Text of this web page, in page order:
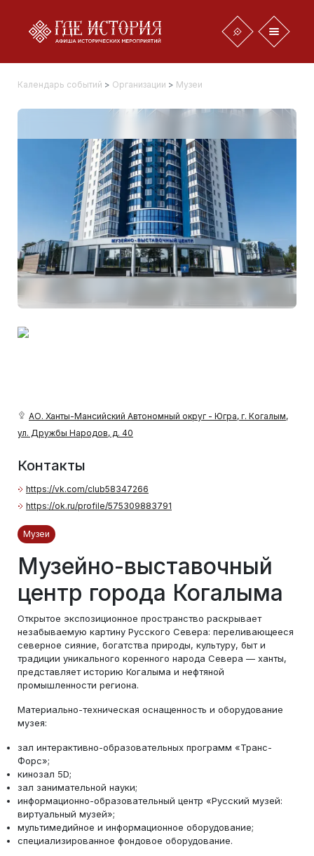
Календарь событий > Организации > Музеи
АО. Ханты-Мансийский Автономный округ - Югра, г. Когалым,
ул. Дружбы Народов, д. 40
Контакты
https://vk.com/club58347266
https://ok.ru/profile/575309883791
Музеи
Музейно-выставочный
центр города Когалыма
Открытое экспозиционное пространство раскрывает
незабываемую картину Русского Севера: переливающееся
северное сияние, богатства природы, культуру, быт и
традиции уникального коренного народа Севера — ханты,
представляет историю Когалыма и нефтяной
промышленности региона.
Материально-техническая оснащенность и оборудование
музея:
зал интерактивно-образовательных программ «Транс-
Форс»;
кинозал 5D;
зал занимательной науки;
информационно-образовательный центр «Русский музей:
виртуальный музей»;
мультимедийное и информационное оборудование;
специализированное фондовое оборудование.